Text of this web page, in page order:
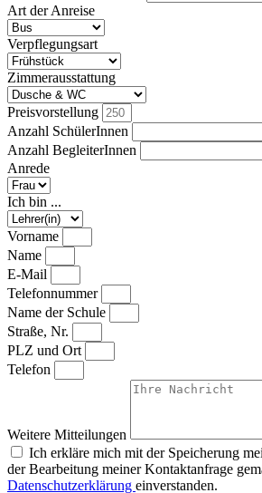
Art der Anreise
Verpflegungsart
Zimmerausstattung
Preisvorstellung
Anzahl SchülerInnen
Anzahl BegleiterInnen
Anrede
Ich bin ...
Vorname
Name
E-Mail
Telefonnummer
Name der Schule
Straße, Nr.
PLZ und Ort
Telefon
Weitere Mitteilungen
Ich erkläre mich mit der Speicherung
der Bearbeitung meiner Kontaktanfrage
Datenschutzerklärung einverstanden.